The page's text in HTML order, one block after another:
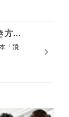
障害をもつ以前よりも、成長した生き方をしたい
「飛